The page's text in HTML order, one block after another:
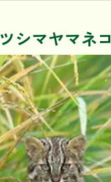
ツシマヤマネコ